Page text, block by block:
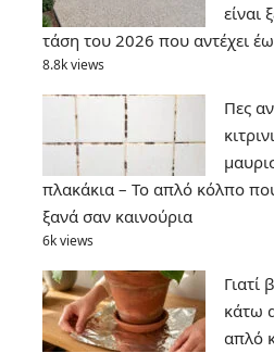
είναι
τάση του 2026 που αντέχει
8.8k views
Πες
πλακάκια – Το απλό κόλπο
ξανά σαν καινούρια
6k views
Γιατί
κάτω
απλό